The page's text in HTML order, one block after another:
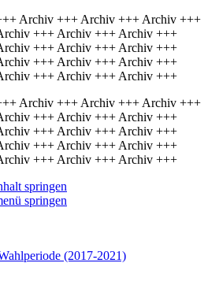
Archiv +++ Archiv +++ Archiv +++
+++ Archiv +++ Archiv +++
+++ Archiv +++ Archiv +++
+++ Archiv +++ Archiv +++
+++ Archiv +++ Archiv +++
Archiv +++ Archiv +++ Archiv +++
+++ Archiv +++ Archiv +++
+++ Archiv +++ Archiv +++
+++ Archiv +++ Archiv +++
+++ Archiv +++ Archiv +++
springen
springen
(2017-2021)